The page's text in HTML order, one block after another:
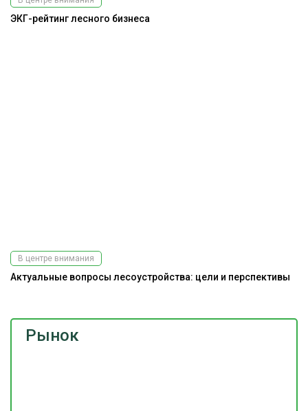
Рынок
ЭКГ-рейтинг лесного бизнеса
В центре внимания
Актуальные вопросы лесоустройства: цели и перспективы